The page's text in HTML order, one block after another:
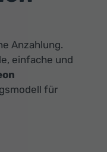
Anzahlung.
einfache und
für